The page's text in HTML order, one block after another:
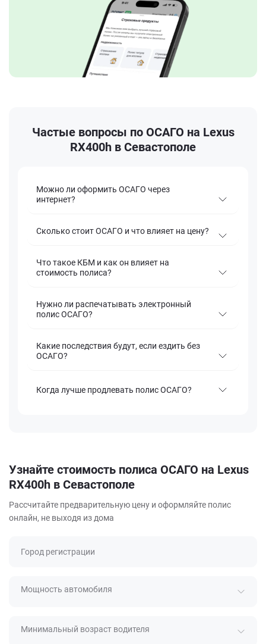
Частые вопросы по ОСАГО на Lexus
RX400h в Севастополе
Можно ли оформить ОСАГО через
интернет?
Сколько стоит ОСАГО и что влияет на цену?
Что такое КБМ и как он влияет на
стоимость полиса?
Нужно ли распечатывать электронный
полис ОСАГО?
Какие последствия будут, если ездить без
ОСАГО?
Когда лучше продлевать полис ОСАГО?
Узнайте стоимость полиса ОСАГО на Lexus
RX400h в Севастополе
Рассчитайте предварительную цену и оформляйте полис
онлайн, не выходя из дома
Город регистрации
Мощность автомобиля
Минимальный возраст водителя